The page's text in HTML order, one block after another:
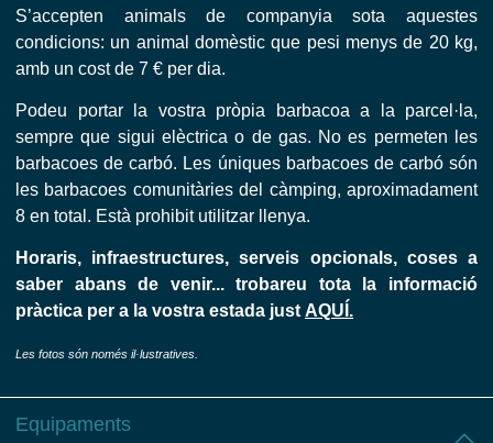
S’accepten animals de companyia sota aquestes
condicions: un animal domèstic que pesi menys de 20 kg,
amb un cost de 7 € per dia.
Podeu portar la vostra pròpia barbacoa a la parcel·la,
sempre que sigui elèctrica o de gas. No es permeten les
barbacoes de carbó. Les úniques barbacoes de carbó són
les barbacoes comunitàries del càmping, aproximadament
8 en total. Està prohibit utilitzar llenya.
Horaris, infraestructures, serveis opcionals, coses a
saber abans de venir... trobareu tota la informació
pràctica per a la vostra estada just AQUÍ.
Les fotos són només il·lustratives.
Equipaments